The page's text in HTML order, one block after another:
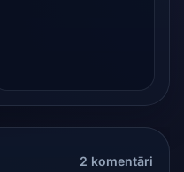
2 komentāri